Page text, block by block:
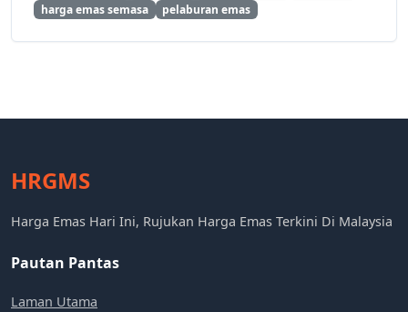
harga emas semasa
pelaburan emas
HRGMS
Harga Emas Hari Ini, Rujukan Harga Emas Terkini Di Malaysia
Pautan Pantas
Laman Utama